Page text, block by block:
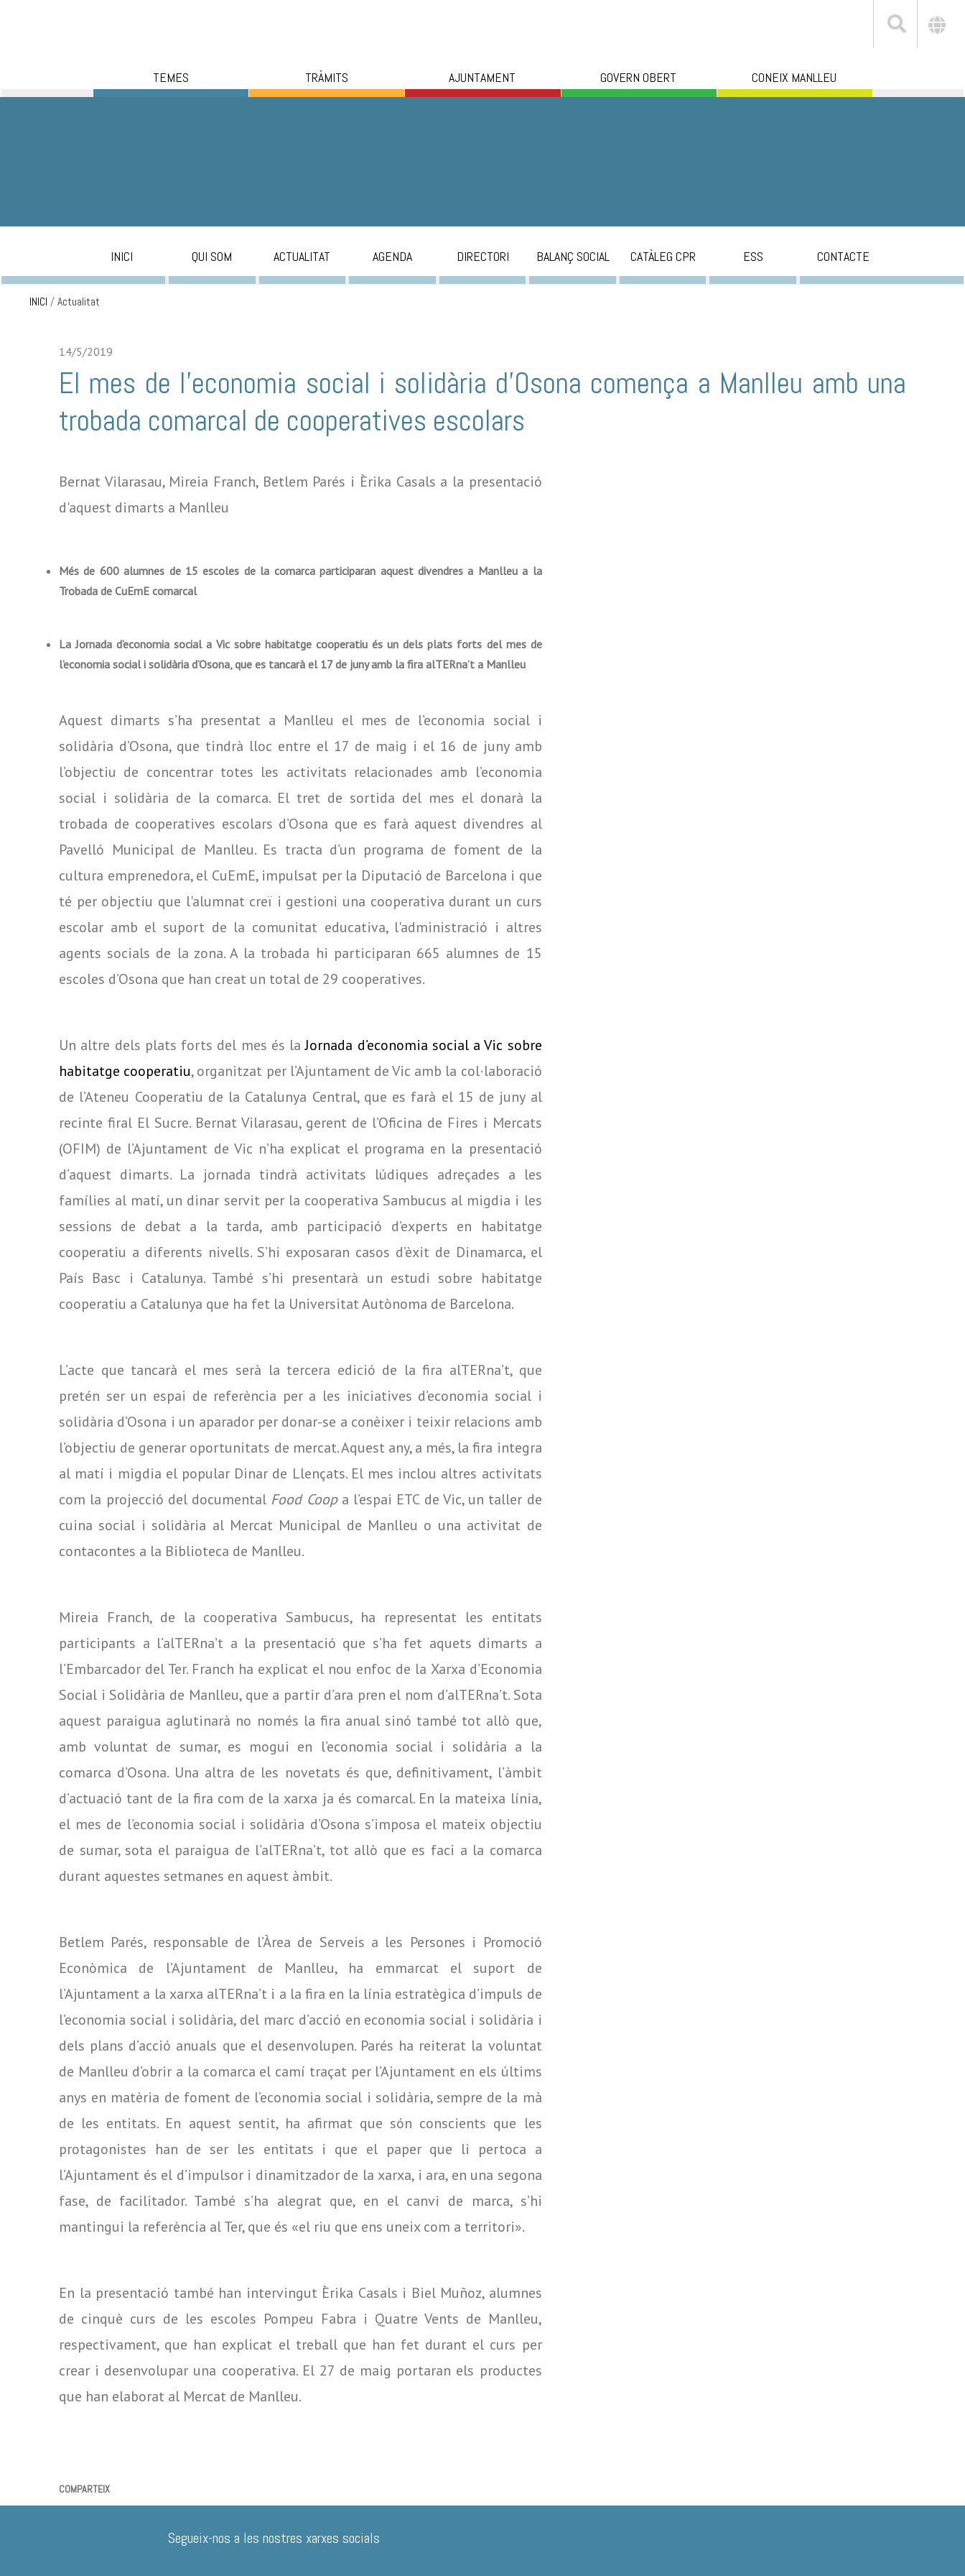
TEMES TRÀMITS AJUNTAMENT GOVERN OBERT CONEIX MANLLEU
INICI QUI SOM ACTUALITAT AGENDA DIRECTORI BALANÇ SOCIAL CATÀLEG CPR ESS CONTACTE
INICI / Actualitat
14/5/2019
El mes de l’economia social i solidària d’Osona comença a Manlleu amb una
trobada comarcal de cooperatives escolars
Bernat Vilarasau, Mireia Franch, Betlem Parés i Èrika Casals a la presentació
d'aquest dimarts a Manlleu
Més de 600 alumnes de 15 escoles de la comarca participaran aquest divendres a Manlleu a la
Trobada de CuEmE comarcal
La Jornada d’economia social a Vic sobre habitatge cooperatiu és un dels plats forts del mes de
l’economia social i solidària d’Osona, que es tancarà el 17 de juny amb la fira alTERna’t a Manlleu
Aquest dimarts s’ha presentat a Manlleu el mes de l’economia social i
solidària d’Osona, que tindrà lloc entre el 17 de maig i el 16 de juny amb
l’objectiu de concentrar totes les activitats relacionades amb l’economia
social i solidària de la comarca. El tret de sortida del mes el donarà la
trobada de cooperatives escolars d’Osona que es farà aquest divendres al
Pavelló Municipal de Manlleu. Es tracta d’un programa de foment de la
cultura emprenedora, el CuEmE, impulsat per la Diputació de Barcelona i que
té per objectiu que l'alumnat creï i gestioni una cooperativa durant un curs
escolar amb el suport de la comunitat educativa, l'administració i altres
agents socials de la zona. A la trobada hi participaran 665 alumnes de 15
escoles d’Osona que han creat un total de 29 cooperatives.
Un altre dels plats forts del mes és laJornada d’economia social a Vic sobre
habitatge cooperatiu, organitzat per l’Ajuntament de Vic amb la col·laboració
de l’Ateneu Cooperatiu de la Catalunya Central, que es farà el 15 de juny al
recinte firal El Sucre. Bernat Vilarasau, gerent de l’Oficina de Fires i Mercats
(OFIM) de l’Ajuntament de Vic n’ha explicat el programa en la presentació
d’aquest dimarts. La jornada tindrà activitats lúdiques adreçades a les
famílies al matí, un dinar servit per la cooperativa Sambucus al migdia i les
sessions de debat a la tarda, amb participació d’experts en habitatge
cooperatiu a diferents nivells. S’hi exposaran casos d’èxit de Dinamarca, el
País Basc i Catalunya. També s’hi presentarà un estudi sobre habitatge
cooperatiu a Catalunya que ha fet la Universitat Autònoma de Barcelona.
L’acte que tancarà el mes serà la tercera edició de la fira alTERna’t, que
pretén ser un espai de referència per a les iniciatives d’economia social i
solidària d’Osona i un aparador per donar-se a conèixer i teixir relacions amb
l’objectiu de generar oportunitats de mercat. Aquest any, a més, la fira integra
al matí i migdia el popular Dinar de Llençats. El mes inclou altres activitats
com la projecció del documental Food Coopa l’espai ETC de Vic, un taller de
cuina social i solidària al Mercat Municipal de Manlleu o una activitat de
contacontes a la Biblioteca de Manlleu.
Mireia Franch, de la cooperativa Sambucus, ha representat les entitats
participants a l’alTERna’t a la presentació que s’ha fet aquets dimarts a
l’Embarcador del Ter. Franch ha explicat el nou enfoc de la Xarxa d’Economia
Social i Solidària de Manlleu, que a partir d’ara pren el nom d’alTERna’t. Sota
aquest paraigua aglutinarà no només la fira anual sinó també tot allò que,
amb voluntat de sumar, es mogui en l’economia social i solidària a la
comarca d’Osona. Una altra de les novetats és que, definitivament, l’àmbit
d’actuació tant de la fira com de la xarxa ja és comarcal. En la mateixa línia,
el mes de l’economia social i solidària d’Osona s’imposa el mateix objectiu
de sumar, sota el paraigua de l’alTERna’t, tot allò que es faci a la comarca
durant aquestes setmanes en aquest àmbit.
Betlem Parés, responsable de l’Àrea de Serveis a les Persones i Promoció
Econòmica de l’Ajuntament de Manlleu, ha emmarcat el suport de
l’Ajuntament a la xarxa alTERna’t i a la fira en la línia estratègica d’impuls de
l’economia social i solidària, del marc d’acció en economia social i solidària i
dels plans d’acció anuals que el desenvolupen. Parés ha reiterat la voluntat
de Manlleu d’obrir a la comarca el camí traçat per l’Ajuntament en els últims
anys en matèria de foment de l’economia social i solidària, sempre de la mà
de les entitats. En aquest sentit, ha afirmat que són conscients que les
protagonistes han de ser les entitats i que el paper que li pertoca a
l’Ajuntament és el d’impulsor i dinamitzador de la xarxa, i ara, en una segona
fase, de facilitador. També s’ha alegrat que, en el canvi de marca, s’hi
mantingui la referència al Ter, que és «el riu que ens uneix com a territori».
En la presentació també han intervingut Èrika Casals i Biel Muñoz, alumnes
de cinquè curs de les escoles Pompeu Fabra i Quatre Vents de Manlleu,
respectivament, que han explicat el treball que han fet durant el curs per
crear i desenvolupar una cooperativa. El 27 de maig portaran els productes
que han elaborat al Mercat de Manlleu.
COMPARTEIX
Segueix-nos a les nostres xarxes socials